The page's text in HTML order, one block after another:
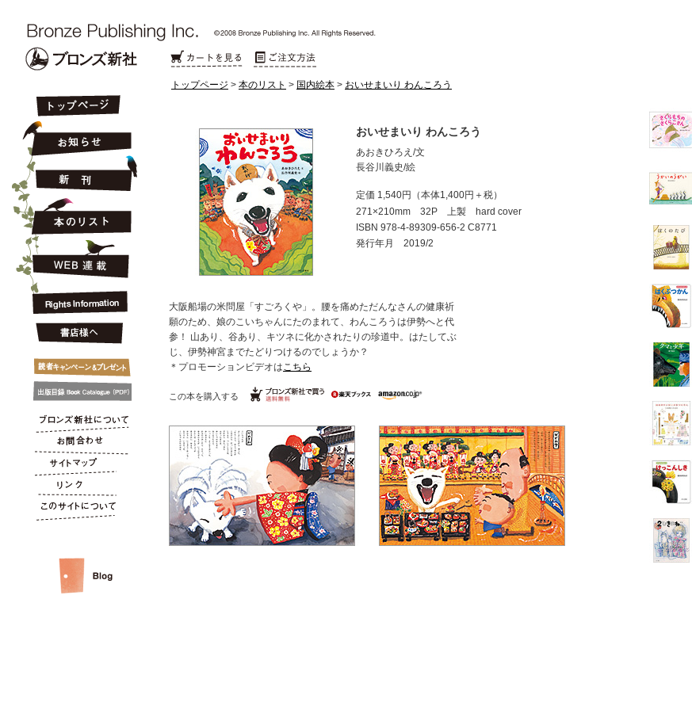
トップページ > 本のリスト > 国内絵本 > おいせまいり わんころう
おいせまいり わんころう
あおきひろえ/文
長谷川義史/絵
定価 1,540円
（本体1,400円＋税）
271×210mm 32P 上製 hard cover
ISBN 978-4-89309-656-2 C8771
発行年月 2019/2
大阪船場の米問屋「すごろくや」。腰を痛めただんなさんの健康祈
願のため、娘のこいちゃんにたのまれて、わんころうは伊勢へと代
参！ 山あり、谷あり、キツネに化かされたりの珍道中。はたしてぶ
じ、伊勢神宮までたどりつけるのでしょうか？
＊プロモーションビデオはこちら
この本を購入する